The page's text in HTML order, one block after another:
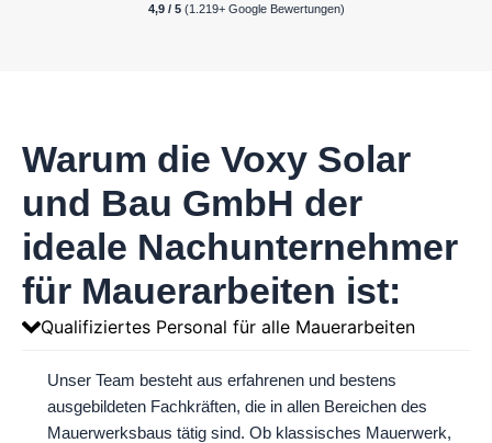
4,9 / 5 (1.219+ Google Bewertungen)
Warum die Voxy Solar
und Bau GmbH der
ideale Nachunternehmer
für Mauerarbeiten ist:
Qualifiziertes Personal für alle Mauerarbeiten
Unser Team besteht aus erfahrenen und bestens
ausgebildeten Fachkräften, die in allen Bereichen des
Mauerwerksbaus tätig sind. Ob klassisches Mauerwerk,